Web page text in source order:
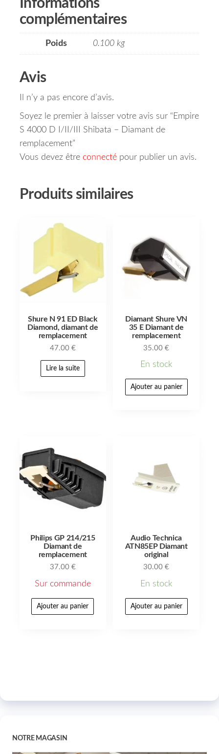
Informations
complémentaires
Poids 0.100 kg
Avis
Il n’y a pas encore d’avis.
Soyez le premier à laisser votre avis sur “Empire
S 4000 D I/II/III Shibata – Diamant de
remplacement”
Vous devez être connecté pour publier un avis.
Produits similaires
Shure N 91 ED Black
Diamond, diamant de
remplacement
47.00 €
Lire la suite
Diamant Shure VN
35 E Diamant de
remplacement
35.00€
En stock
Ajouter au panier
Philips GP 214/215
Diamant de
remplacement
37.00 €
Sur commande
Ajouter au panier
Audio Technica
ATN85EP Diamant
original
30.00€
En stock
Ajouter au panier
NOTRE MAGASIN